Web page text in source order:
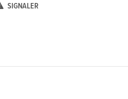
SIGNALER